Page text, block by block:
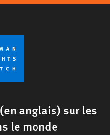
anglais) sur les
le monde